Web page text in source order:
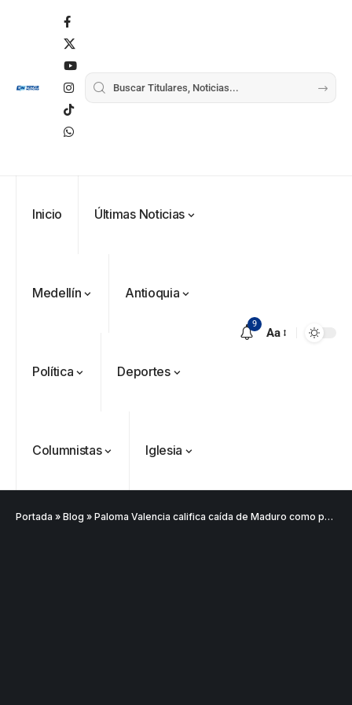
Inicio Últimas Noticias
Medellín Antioquia
Política Deportes
Columnistas Iglesia
9
Aa
Portada » Blog » Paloma Valencia califica caída de Maduro como punto de inflexión decisivo para la democracia regional